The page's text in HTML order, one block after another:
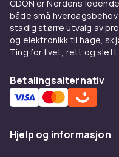
stor som en
Kjøp
CDON. Se også
powerbanks.
Fordeler og
for
Hos CDON finner
fra ledende
CDON er Nordens
både små
stadig større utvalg av
og elektronikk til hage,
Ting for livet, rett og slett.
Betalingsalternativ
Hjelp og informasjon